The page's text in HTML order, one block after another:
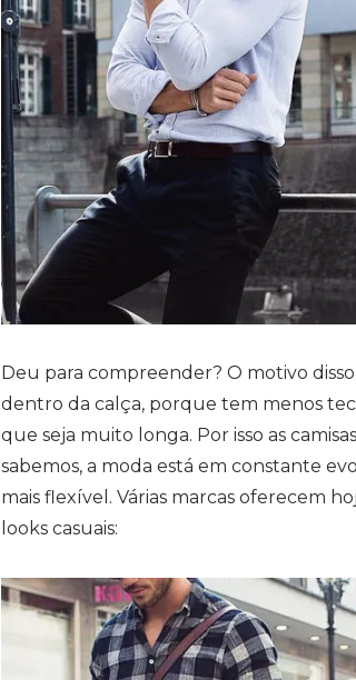
Deu para compreender? O motivo
dentro da calça, porque tem menos
que seja muito longa. Por isso as
sabemos, a moda está em constante
mais flexível. Várias marcas oferecem
looks casuais: